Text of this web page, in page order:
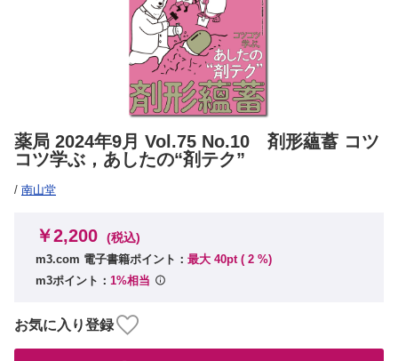
薬局 2024年9月 Vol.75 No.10 剤形蘊蓄 コツ
コツ学ぶ，あしたの“剤テク”
/ 南山堂
￥2,200 (税込)
m3.com 電子書籍ポイント： 最大 40pt ( 2 %)
m3ポイント： 1%相当
お気に入り登録